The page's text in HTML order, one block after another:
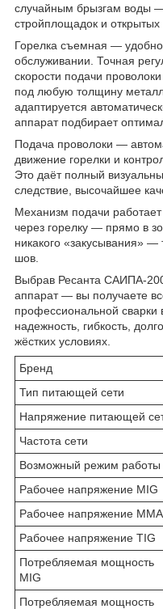
случайным брызгам воды
стройплощадок и открытых
Горелка съемная —
обслуживании. Точная
скорости подачи
под любую толщину
адаптируется
аппарат подбирает
Подача проволоки —
движение горелки и
Это даёт полный
следствие, высочайшее
Механизм подачи
через горелку — прямо в
никакого «закусывания» —
шов.
Выбрав Ресанта САИПА-
аппарат — вы получаете
профессиональной
надежность, гибкость,
жёстких условиях.
Бренд
Тип питающей сети
Напряжение питающей
Частота сети
Возможный режим работы
Рабочее напряжение MIG
Рабочее напряжение ММА
Рабочее напряжение TIG
Потребляемая мощность
MIG
Потребляемая мощность